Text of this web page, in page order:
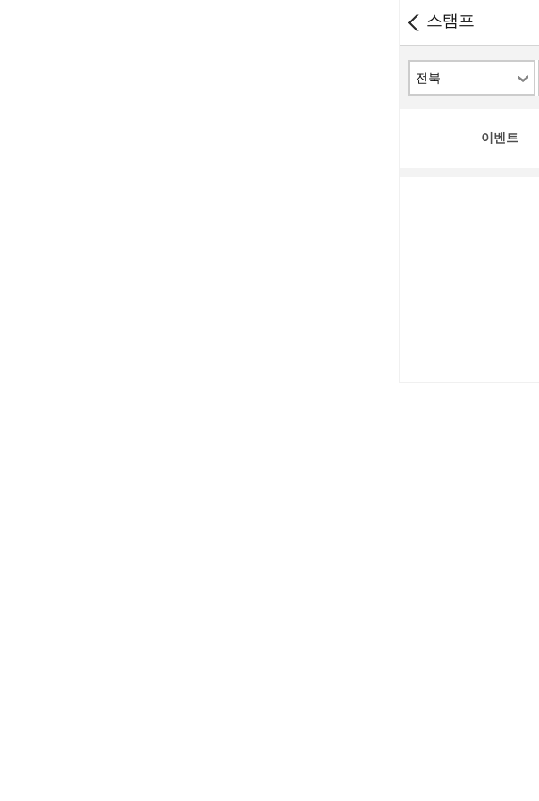
스탬프
전북
이벤트